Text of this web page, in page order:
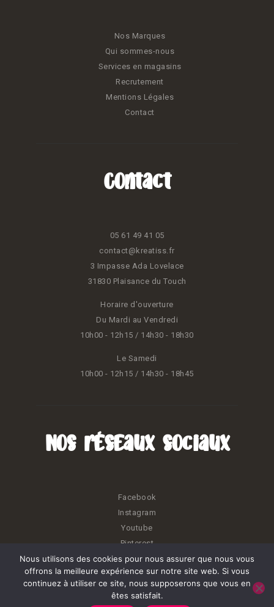
Nos Marques
Qui sommes-nous
Services en magasins
Recrutement
Mentions Légales
Contact
Contact
05 61 49 41 05
contact@kreatiss.fr
3 Impasse Ada Lovelace
31830 Plaisance du Touch
Horaire d'ouverture
Du Mardi au Vendredi
10h00 - 12h15 / 14h30 - 18h30
Le Samedi
10h00 - 12h15 / 14h30 - 18h45
Nos réseaux sociaux
Facebook
Instagram
Youtube
Pinterest
Nous utilisons des cookies pour nous assurer que nous vous
offrons la meilleure expérience sur notre site web. Si vous
continuez à utiliser ce site, nous supposerons que vous en
êtes satisfait.